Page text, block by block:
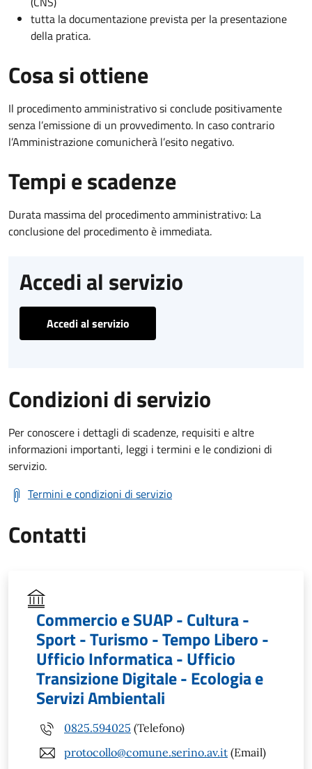
tutta la documentazione prevista per la presentazione
della pratica.
Cosa si ottiene
Il procedimento amministrativo si conclude positivamente
senza l’emissione di un provvedimento. In caso contrario
l’Amministrazione comunicherà l’esito negativo.
Tempi e scadenze
Durata massima del procedimento amministrativo: La
conclusione del procedimento è immediata.
Accedi al servizio
Accedi al servizio
Condizioni di servizio
Per conoscere i dettagli di scadenze, requisiti e altre
informazioni importanti, leggi i termini e le condizioni di
servizio.
Termini e condizioni di servizio
Contatti
Commercio e SUAP - Cultura -
Sport - Turismo - Tempo Libero -
Ufficio Informatica - Ufficio
Transizione Digitale - Ecologia e
Servizi Ambientali
0825.594025 (Telefono)
protocollo@comune.serino.av.it (Email)